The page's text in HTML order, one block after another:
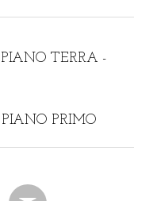
TERRA -
PRIMO